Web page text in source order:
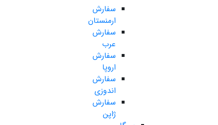
سفارش
ارمنستان
سفارش
عرب
سفارش
اروپا
سفارش
اندوزی
سفارش
ژاپن